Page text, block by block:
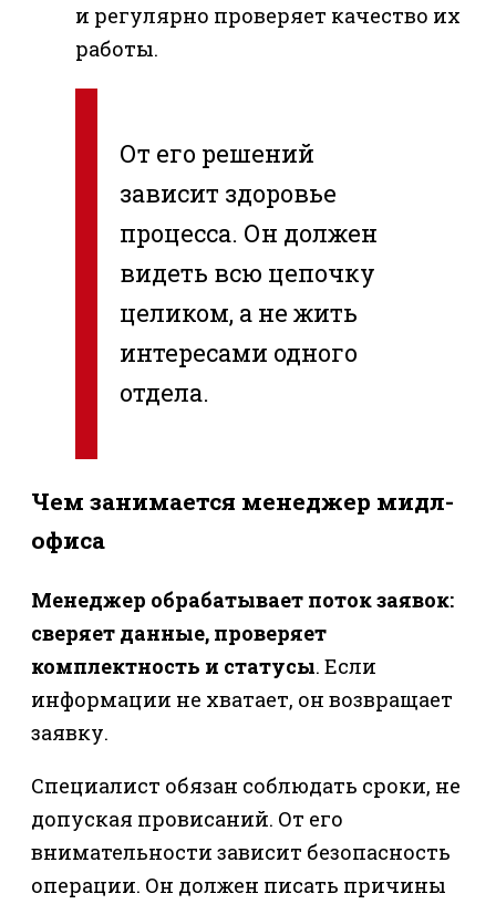
и регулярно проверяет качество их
работы.
От его решений
зависит здоровье
процесса. Он должен
видеть всю цепочку
целиком, а не жить
интересами одного
отдела.
Чем занимается менеджер мидл-
офиса
Менеджер обрабатывает поток заявок:
сверяет данные, проверяет
комплектность и статусы. Если
информации не хватает, он возвращает
заявку.
Специалист обязан соблюдать сроки, не
допуская провисаний. От его
внимательности зависит безопасность
операции. Он должен писать причины